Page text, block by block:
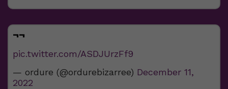
¬¬
pic.twitter.com/ASDJUrzFf9
— ordure (@ordurebizarree) December 11,
2022